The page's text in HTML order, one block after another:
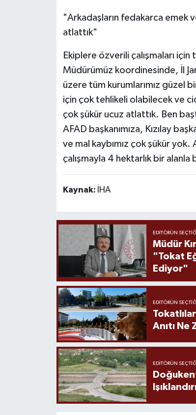
"Arkadaşların fedakarca emek
atlattık"
Ekiplere özverili çalışmaları
Müdürümüz koordinesinde, İl
üzere tüm kurumlarımız güzel
için çok tehlikeli olabilecek ve
çok şükür ucuz atlattık. Ben
AFAD başkanımıza, Kızılay
ve mal kaybımız çok şükür
çalışmayla 4 hektarlık bir
Kaynak: İHA
EDITÖRÜN SEÇTIĞI
Müdür
"Tokat
Ediyor"
EDITÖRÜN SEÇTIĞI
Anıtı Ne
EDITÖRÜN SEÇTIĞI